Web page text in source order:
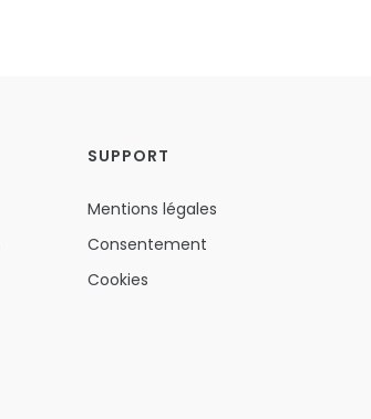
SUPPORT
Mentions légales
Consentement
Cookies